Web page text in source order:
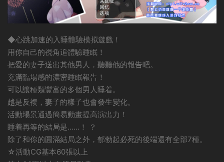
◆心跳加速的入睡體驗模拟遊戲！
用你自己的視角追體驗睡眠！
把愛的妻子送出其他男人，聽聽他的報告吧。
充滿臨場感的濃密睡眠報告！
可以讓種類豐富的多個男人睡着。
越是反複，妻子的樣子也會發生變化。
活動場景通過簡易動畫提高演出力！
睡着再等的結局是……！ ？
除了和你的圓滿結局之外，郁勃起必死的後端還有全部7種。
☆活動CG基本60張以上